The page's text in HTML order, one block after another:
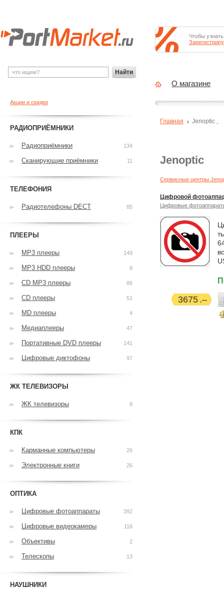
Jenoptic
Сервисные центры
Цифровой
Цифровые
3675
Главная Jenoptic ,
Акции и скидки
РАДИОПРИЁМНИКИ
Радиоприёмники 134
Сканирующие приёмники 11
ТЕЛЕФОНИЯ
Радиотелефоны DECT 85
ПЛЕЕРЫ
MP3 плееры 149
MP3 HDD плееры 8
CD MP3 плееры 86
CD плееры 51
MD плееры 4
Медиаплееры 47
Портативные DVD плееры 141
Цифровые диктофоны 97
ЖК ТЕЛЕВИЗОРЫ
ЖК телевизоры 8
КПК
Карманные компьютеры 26
Электронные книги 26
ОПТИКА
Цифровые фотоаппараты 392
Цифровые видеокамеры 116
Объективы 2
Телескопы 13
НАУШНИКИ
Найти
Чтобы
О магазине